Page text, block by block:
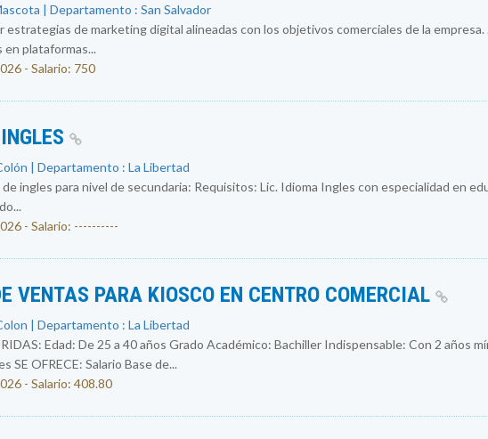
| Departamento : San Salvador
estrategias de marketing digital alineadas con los objetivos comerciales de la
plataformas...
- Salario: 750
| Departamento : La Libertad
ingles para nivel de secundaria: Requisitos: Lic. Idioma Ingles con especialidad en
- Salario: ----------
VENTAS PARA KIOSCO EN CENTRO COMERCIAL
| Departamento : La Libertad
Edad: De 25 a 40 años Grado Académico: Bachiller Indispensable: Con 2 años
SE OFRECE: Salario Base de...
- Salario: 408.80